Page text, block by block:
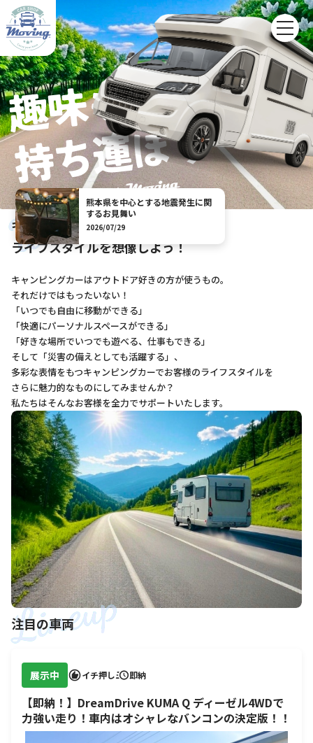
熊本県を中心とする地震発生に関
するお見舞い
2026/07/29
キャンピングカーのある
ライフスタイルを想像しよう！
キャンピングカーはアウトドア好きの方が使うもの。
それだけではもったいない！
「いつでも自由に移動ができる」
「快適にパーソナルスペースができる」
「好きな場所でいつでも遊べる、仕事もできる」
そして「災害の備えとしても活躍する」、
多彩な表情をもつキャンピングカーでお客様のライフスタイルを
さらに魅力的なものにしてみませんか？
私たちはそんなお客様を全力でサポートいたします。
注目の車両
展示中 イチ押し 即納
【即納！】DreamDrive KUMA Q ディーゼル4WDで
力強い走り！車内はオシャレなバンコンの決定版！！